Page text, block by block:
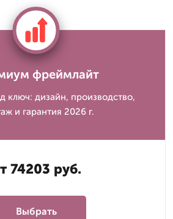
фреймлайт
ключ: дизайн, производство,
и гарантия 2026 г.
74203 руб.
Выбрать